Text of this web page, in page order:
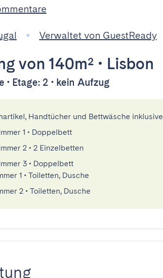
Verwaltet von GuestReady
von 140m² • Lisbon
• Etage: 2 • kein Aufzug
Handtücher und Bettwäsche inklusive
1 • Doppelbett
2 • 2 Einzelbetten
3 • Doppelbett
1 • Toiletten, Dusche
2 • Toiletten, Dusche